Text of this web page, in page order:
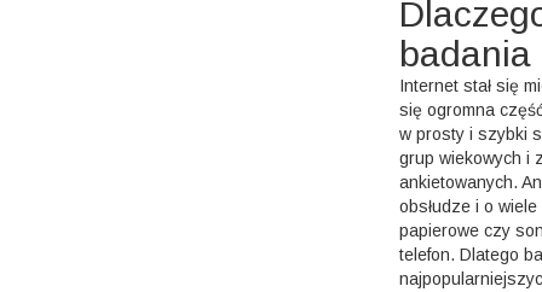
badania
Internet stał się
się ogromna
w prosty i szybki
grup wiekowych i
ankietowanych.
obsłudze i o
papierowe czy
telefon. Dlatego